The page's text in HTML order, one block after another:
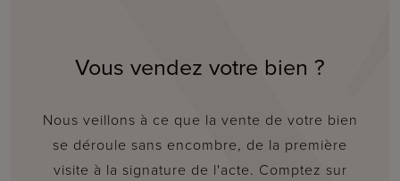
Vous vendez votre bien ?
Nous veillons à ce que la vente de votre bien
se déroule sans encombre, de la première
visite à la signature de l'acte. Comptez sur